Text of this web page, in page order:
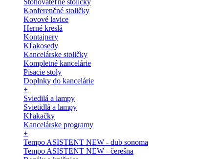
Stohovateľné stoličky
Konferenčné stoličky
Kovové lavice
Herné kreslá
Kontajnery
Kľakosedy
Kancelárske stoličky
Kompletné kancelárie
Písacie stoly
Doplnky do kancelárie
+
Sviedilá a lampy
Svietidlá a lampy
Kľakačky
Kancelárske programy
+
Tempo ASISTENT NEW - dub sonoma
Tempo ASISTENT NEW - čerešna